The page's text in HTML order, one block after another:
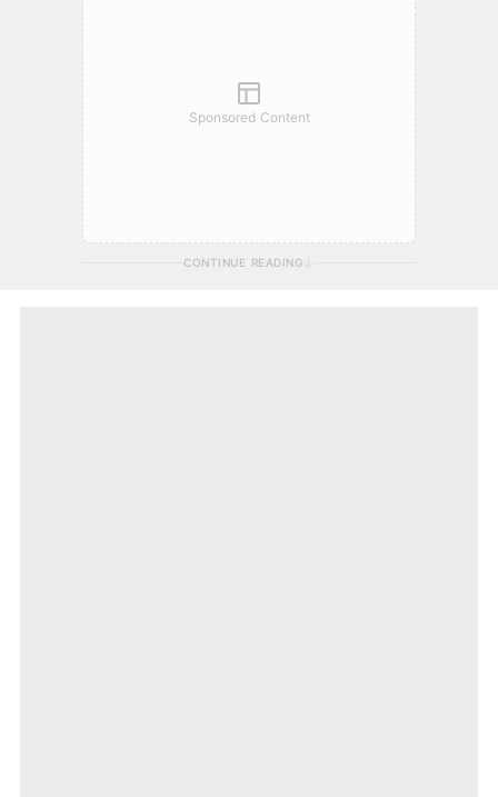
Sponsored Content
CONTINUE READING